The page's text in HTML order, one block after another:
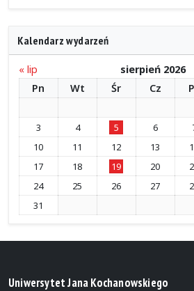
Kalendarz wydarzeń
« lip sierpień 2026
Pn
Wt Śr Cz
3
4 5 6
10
11 12 13
17
18 19 20
24
25 26 27
31
Uniwersytet Jana Kochanowskiego